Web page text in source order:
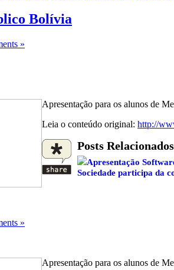
Bolívia
»
Apresentação para os alunos de
Leia o conteúdo original: http://
Posts
Apresentação
Sociedade participa da
»
Apresentação para os alunos de